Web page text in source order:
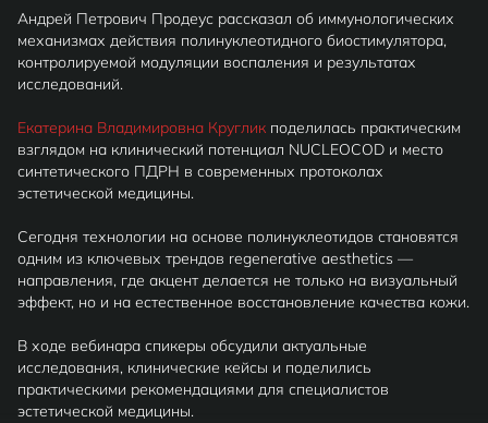
Андрей Петрович Продеус рассказал об иммунологических
механизмах действия полинуклеотидного биостимулятора,
контролируемой модуляции воспаления и результатах
исследований.
Екатерина Владимировна Круглик поделилась практическим
взглядом на клинический потенциал NUCLEOCOD и место
синтетического ПДРН в современных протоколах
эстетической медицины.
Сегодня технологии на основе полинуклеотидов становятся
одним из ключевых трендов regenerative aesthetics —
направления, где акцент делается не только на визуальный
эффект, но и на естественное восстановление качества кожи.
В ходе вебинара спикеры обсудили актуальные
исследования, клинические кейсы и поделились
практическими рекомендациями для специалистов
эстетической медицины.